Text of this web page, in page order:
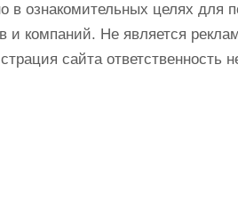
в ознакомительных целях для
и компаний. Не является
сайта ответственность